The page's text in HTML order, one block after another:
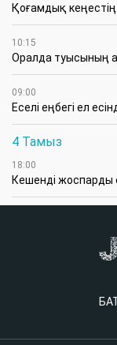
Қоғамдық
10:15
Оралда туысының
09:00
Еселі еңбегі ел
4 Тамыз
18:00
Кешенді жоспарды